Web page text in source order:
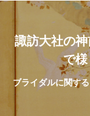
諏訪大社の
で
ブライダルに関す